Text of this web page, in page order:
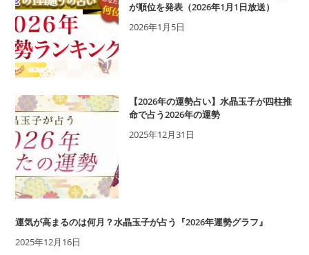
が順位を発表（2026年1月1日放送）
2026年1月5日
【2026年の運勢占い】水晶玉子が四柱推
命で占う2026年の運勢
2025年12月31日
運気が高まるのは何月？水晶玉子が占う『2026年運勢グラフ』
2025年12月16日